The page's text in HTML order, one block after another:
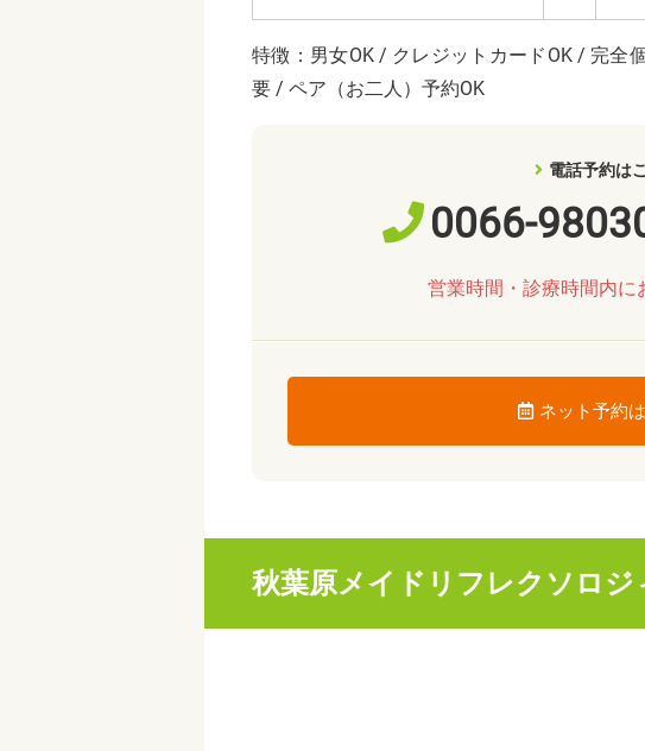
特徴：男女OK / クレジットカードOK / 完全
要 / ペア（お二人）予約OK
電話予約は
0066-
営業時間・診療時間内に
ネット予約
秋葉原メイドリフレクソロ